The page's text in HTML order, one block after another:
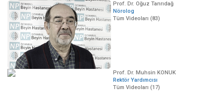
Prof. Dr. Oğuz Tanrıdağ
Nörolog
Tüm Videoları (83)
Prof. Dr. Muhsin KONUK
Rektör Yardımcısı
Tüm Videoları (17)